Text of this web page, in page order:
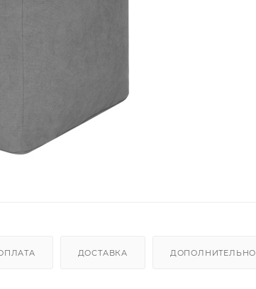
ДОСТАВКА ДОПОЛНИТЕЛЬНО